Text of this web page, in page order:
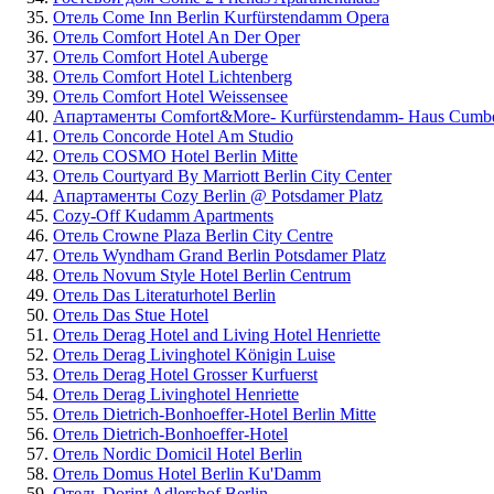
Отель Come Inn Berlin Kurfürstendamm Opera
Отель Comfort Hotel An Der Oper
Отель Comfort Hotel Auberge
Отель Comfort Hotel Lichtenberg
Отель Comfort Hotel Weissensee
Апартаменты Comfort&More- Kurfürstendamm- Haus
Отель Concorde Hotel Am Studio
Отель COSMO Hotel Berlin Mitte
Отель Courtyard By Marriott Berlin City Center
Апартаменты Cozy Berlin @ Potsdamer Platz
Cozy-Off Kudamm Apartments
Отель Crowne Plaza Berlin City Centre
Отель Wyndham Grand Berlin Potsdamer Platz
Отель Novum Style Hotel Berlin Centrum
Отель Das Literaturhotel Berlin
Отель Das Stue Hotel
Отель Derag Hotel and Living Hotel Henriette
Отель Derag Livinghotel Königin Luise
Отель Derag Hotel Grosser Kurfuerst
Отель Derag Livinghotel Henriette
Отель Dietrich-Bonhoeffer-Hotel Berlin Mitte
Отель Dietrich-Bonhoeffer-Hotel
Отель Nordic Domicil Hotel Berlin
Отель Domus Hotel Berlin Ku'Damm